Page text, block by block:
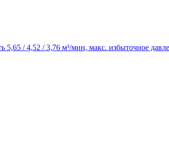
5,65 / 4,52 / 3,76 м³/мин, макс. избыточное